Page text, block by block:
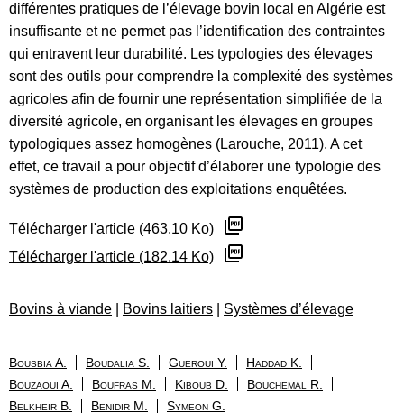
différentes pratiques de l’élevage bovin local en Algérie est
insuffisante et ne permet pas l’identification des contraintes
qui entravent leur durabilité. Les typologies des élevages
sont des outils pour comprendre la complexité des systèmes
agricoles afin de fournir une représentation simplifiée de la
diversité agricole, en organisant les élevages en groupes
typologiques assez homogènes (Larouche, 2011). A cet
effet, ce travail a pour objectif d’élaborer une typologie des
systèmes de production des exploitations enquêtées.
Télécharger l'article (463.10 Ko)
Télécharger l'article (182.14 Ko)
Bovins à viande Bovins laitiers Systèmes d’élevage
Bousbia A. Boudalia S. Gueroui Y.
Haddad K.
Bouzaoui A.
Boufras M. Kiboub D.
Bouchemal R.
Belkheir B.
Benidir M. Symeon G.